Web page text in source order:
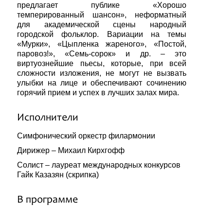
предлагает публике «Хорошо
темперированный шансон», неформатный
для академической сцены народный
городской фольклор. Вариации на темы
«Мурки», «Цыпленка жареного», «Постой,
паровоз!», «Семь-сорок» и др. – это
виртуознейшие пьесы, которые, при всей
сложности изложения, не могут не вызвать
улыбки на лице и обеспечивают сочинению
горячий прием и успех в лучших залах мира.
Исполнители
Симфонический оркестр филармонии
Дирижер – Михаил Кирхгофф
Солист – лауреат международных конкурсов
Гайк Казазян (скрипка)
В программе